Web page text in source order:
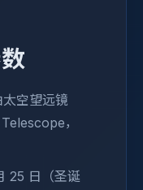
太空望远镜
，
25 日（圣诞